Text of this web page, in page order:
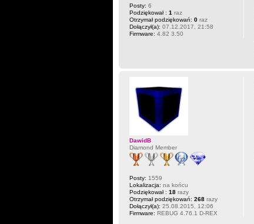
Posty: 6
Podziękował : 1 raz
Otrzymał podziękowań: 0 raz
Dołączył(a): 07.12.2017, 21:58
Firmware: 4.82 3.50
DawidB
Diamond Member
Posty: 1559
Lokalizacja: na końcu
Podziękował : 18 razy
Otrzymał podziękowań: 268 razy
Dołączył(a): 25.08.2015, 12:06
Firmware: REBUG 4.76.1 D-REX